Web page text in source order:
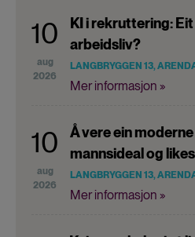
10
aug
2026
KI i rekruttering:
arbeidsliv?
LANGBRYGGEN 13,
Mer informasjon »
10
aug
2026
Å vere ein
mannsideal og
LANGBRYGGEN 13,
Mer informasjon »